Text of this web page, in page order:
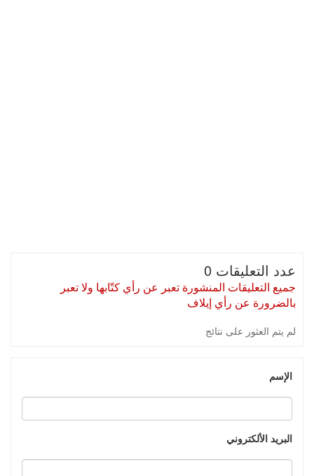
عدد التعليقات 0
جميع التعليقات المنشورة تعبر عن رأي كتّابها ولا تعبر
بالضرورة عن رأي إيلاف
لم يتم العثور على نتائج
الإسم
البريد الألكتروني